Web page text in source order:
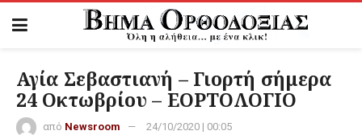
Αγία Σεβαστιανή – Γιορτή σήμερα
24 Οκτωβρίου – ΕΟΡΤΟΛΟΓΙΟ
από Newsroom
24/10/2020 | 00:05